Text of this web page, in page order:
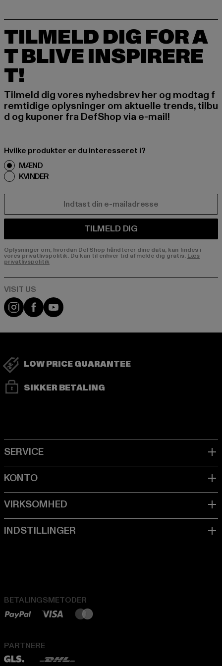
TILMELD DIG FOR A
T BLIVE INSPIRERE
T!
Tilmeld dig vores nyhedsbrev her og modtag f
remtidige oplysninger om aktuelle trends, tilbu
d og kuponer fra DefShop via e-mail!
Hvilke produkter er du interesseret i?
MÆND
KVINDER
TILMELD DIG
Oplysninger om, hvordan DefShop håndterer dine data, kan findes i
vores privatlivspolitik. Du kan til enhver tid afmelde dig gratis. Læs
privatlivspolitik
Visit our Instagram page:
Visit our Facebook page:
Visit our YouTube channel:
LOW PRICE GUARANTEE
SIKKER BETALING
BETALINGSMETODER
PARTNERE